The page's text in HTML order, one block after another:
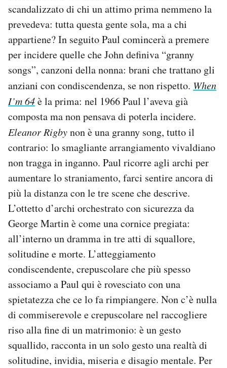
scandalizzato di chi un attimo prima nemmeno la
prevedeva: tutta questa gente sola, ma a chi
appartiene? In seguito Paul comincerà a premere
per incidere quelle che John definiva “granny
songs”, canzoni della nonna: brani che trattano gli
anziani con condiscendenza, se non rispetto. When
I’m 64è la prima: nel 1966 Paul l’aveva già
composta ma non pensava di poterla incidere.
Eleanor Rigbynon è una granny song, tutto il
contrario: lo smagliante arrangiamento vivaldiano
non tragga in inganno. Paul ricorre agli archi per
aumentare lo straniamento, farci sentire ancora di
più la distanza con le tre scene che descrive.
L’ottetto d’archi orchestrato con sicurezza da
George Martin è come una cornice pregiata:
all’interno un dramma in tre atti di squallore,
solitudine e morte. L’atteggiamento
condiscendente, crepuscolare che più spesso
associamo a Paul qui è rovesciato con una
spietatezza che ce lo fa rimpiangere. Non c’è nulla
di commiserevole e crepuscolare nel raccogliere
riso alla fine di un matrimonio: è un gesto
squallido, racconta in un solo gesto una realtà di
solitudine, invidia, miseria e disagio mentale. Per